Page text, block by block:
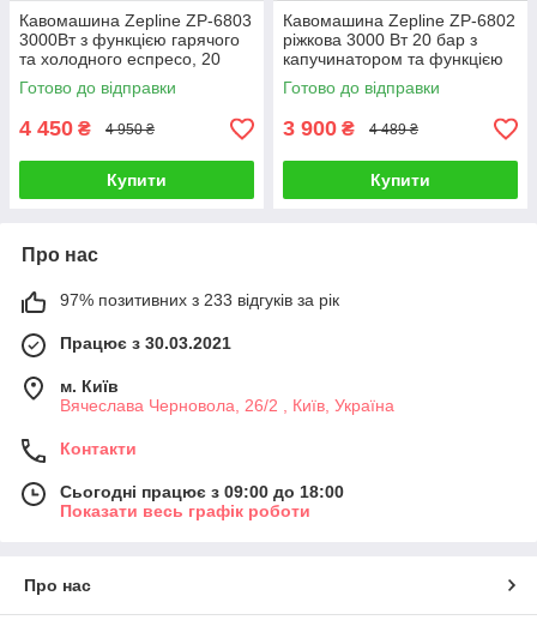
Кавомашина Zepline ZP-6803
3000Вт з функцією гарячого
та холодного еспресо, 20
бар, сенсорне керування
Готово до відправки
4 450 ₴ 4 950 ₴
Купити
Кавомашина Zepline ZP-6802
ріжкова 3000 Вт 20 бар з
капучинатором та функцією
холодного еспресо
Готово до відправки
3 900 ₴ 4 489 ₴
Купити
Про нас
97% позитивних з 233 відгуків за рік
Працює з 30.03.2021
м. Київ
Вячеслава Черновола, 26/2 , Київ, Україна
Контакти
Сьогодні працює з 09:00 до 18:00
Показати весь графік роботи
Про нас